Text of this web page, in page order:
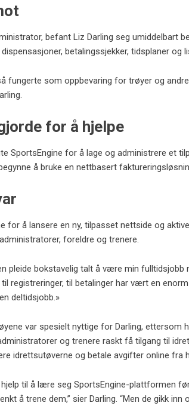
befant Liz Darling seg umiddelbart
betalingssjekker, tidsplaner og
fungerte som oppbevaring for trøyer og
for å hjelpe
SportsEngine for å lage og administrere et
å bruke en nettbasert
for å lansere en ny, tilpasset nettside og
foreldre og trenere.
pleide bokstavelig talt å være min fulltidsjobb
registreringer, til betalinger har vært en
deltidsjobb.»
var spesielt nyttige for Darling, ettersom
og trenere raskt få tilgang til
idrettsutøverne og betale avgifter online fra
til å lære seg SportsEngine-plattformen
å trene dem,” sier Darling. “Men de gikk